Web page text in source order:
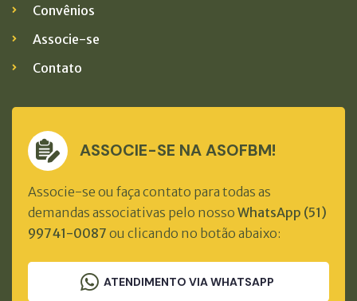
Convênios
Associe-se
Contato
ASSOCIE-SE NA ASOFBM!
Associe-se ou faça contato para todas as
demandas associativas pelo nosso WhatsApp (51)
99741-0087 ou clicando no botão abaixo:
ATENDIMENTO VIA WHATSAPP